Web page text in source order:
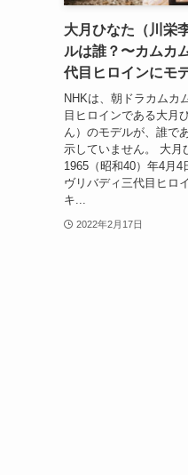
大月ひなた（川栄
ルは誰？〜カムカ
代目ヒロインにモ
NHKは、朝ドラカムカ
目ヒロインである大月
ん）のモデルが、誰で
示していません。 大月
1965（昭和40）年4月
ヴリバディ三代目ヒロ
キ...
2022年2月17日